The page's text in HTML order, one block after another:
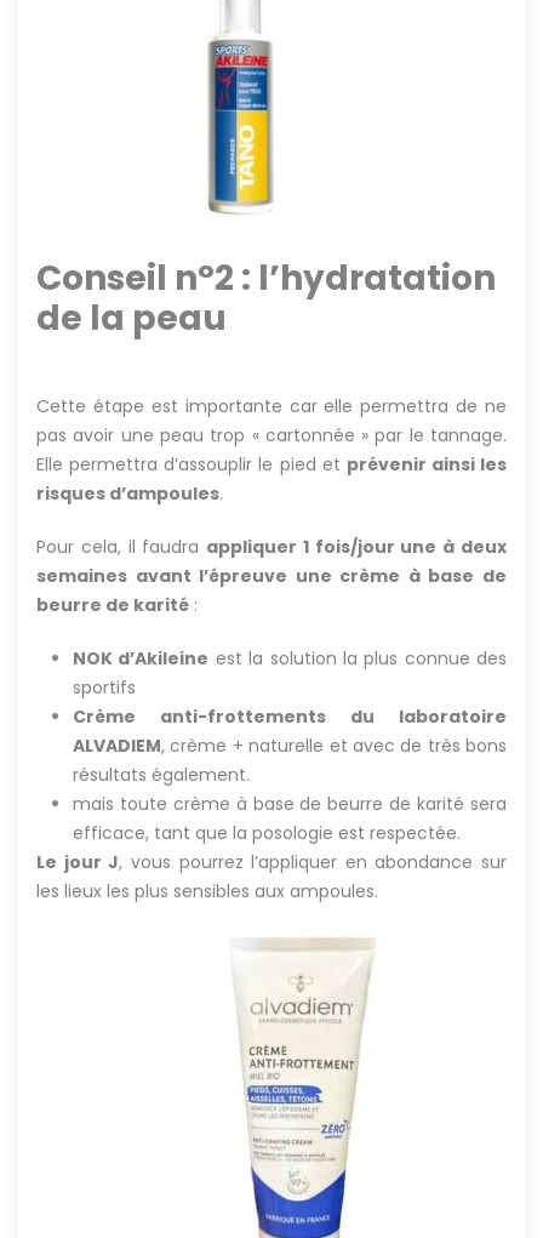
Conseil n°2 : l’hydratation
de la peau
Cette étape est importante car elle permettra de ne
pas avoir une peau trop « cartonnée » par le tannage.
Elle permettra d’assouplir le pied et prévenir ainsi les
risques d’ampoules.
Pour cela, il faudra appliquer 1 fois/jour une à deux
semaines avant l’épreuve une crème à base de
beurre de karité :
NOK d’Akileine est la solution la plus connue des
sportifs
Crème anti-frottements du laboratoire
ALVADIEM, crème + naturelle et avec de très bons
résultats également.
mais toute crème à base de beurre de karité sera
efficace, tant que la posologie est respectée.
Le jour J, vous pourrez l’appliquer en abondance sur
les lieux les plus sensibles aux ampoules.